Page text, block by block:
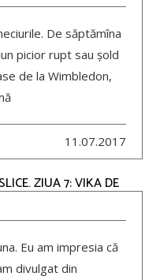
De săptămîna
picior rupt sau șold
de la Wimbledon,
11.07.2017
ZIUA 7: VIKA DE
Eu am impresia că
divulgat din